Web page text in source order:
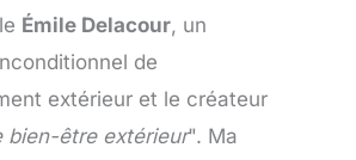
Émile Delacour, un
de
extérieur et le créateur
bien-être extérieur". Ma